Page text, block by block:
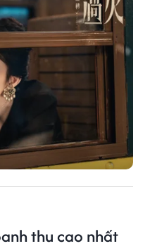
thu cao nhất